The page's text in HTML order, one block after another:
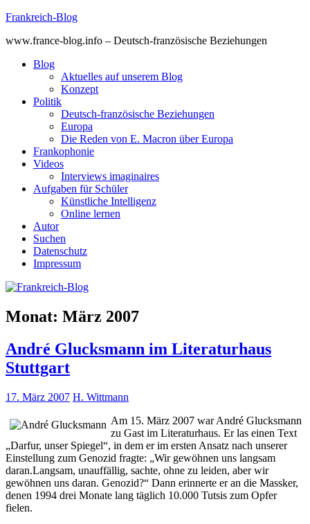
Skip
content
Frankreich-Blog
www.france-blog.info – Deutsch-französische Beziehungen
Blog
Aktuelles auf unserem Blog
Konzept
Politik
Deutsch-französische Beziehungen
Europa
Die Reden von E. Macron über Europa
Frankophonie
Videos
Interviews imaginaires
Aufgaben für Schüler
Künstliche Intelligenz
Online lernen
Autor
Suchen
Datenschutz
Impressum
Monat: März 2007
André Glucksmann im Literaturhaus
Stuttgart
17. März 2007 H. Wittmann
Am 15. März 2007 war André Glucksmann
zu Gast im Literaturhaus. Er las einen Text
„Darfur, unser Spiegel“, in dem er im ersten Ansatz nach unserer
Einstellung zum Genozid fragte: „Wir gewöhnen uns langsam
daran.Langsam, unauffällig, sachte, ohne zu leiden, aber wir
gewöhnen uns daran. Genozid?“ Dann erinnerte er an die Massker,
denen 1994 drei Monate lang täglich 10.000 Tutsis zum Opfer
fielen.